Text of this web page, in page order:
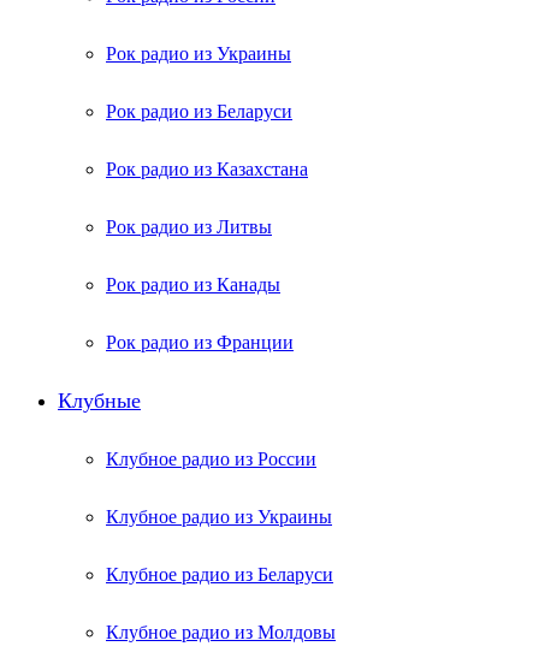
Рок радио из Украины
Рок радио из Беларуси
Рок радио из Казахстана
Рок радио из Литвы
Рок радио из Канады
Рок радио из Франции
Клубные
Клубное радио из России
Клубное радио из Украины
Клубное радио из Беларуси
Клубное радио из Молдовы